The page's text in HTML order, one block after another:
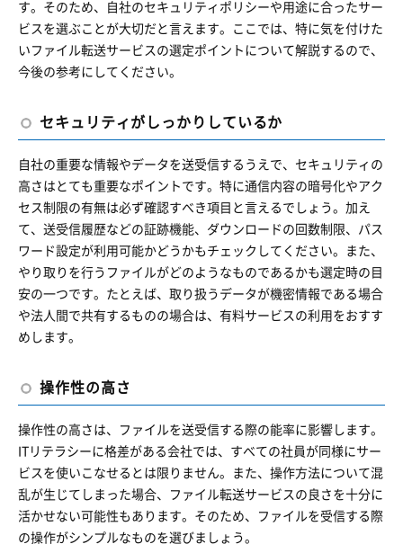
す。そのため、自社のセキュリティポリシーや用途に合ったサー
ビスを選ぶことが大切だと言えます。ここでは、特に気を付けた
いファイル転送サービスの選定ポイントについて解説するので、
今後の参考にしてください。
セキュリティがしっかりしているか
自社の重要な情報やデータを送受信するうえで、セキュリティの
高さはとても重要なポイントです。特に通信内容の暗号化やアク
セス制限の有無は必ず確認すべき項目と言えるでしょう。加え
て、送受信履歴などの証跡機能、ダウンロードの回数制限、パス
ワード設定が利用可能かどうかもチェックしてください。また、
やり取りを行うファイルがどのようなものであるかも選定時の目
安の一つです。たとえば、取り扱うデータが機密情報である場合
や法人間で共有するものの場合は、有料サービスの利用をおすす
めします。
操作性の高さ
操作性の高さは、ファイルを送受信する際の能率に影響します。
ITリテラシーに格差がある会社では、すべての社員が同様にサー
ビスを使いこなせるとは限りません。また、操作方法について混
乱が生じてしまった場合、ファイル転送サービスの良さを十分に
活かせない可能性もあります。そのため、ファイルを受信する際
の操作がシンプルなものを選びましょう。